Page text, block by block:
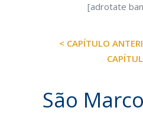
ESPIRITUALIDADE
BRINDES
[adrotate
< CAPÍTULO
São